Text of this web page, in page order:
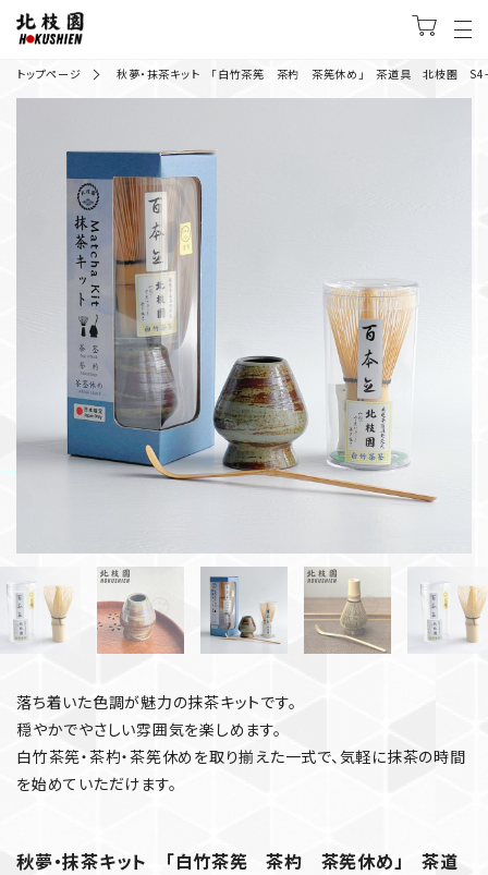
トップページ 秋夢・抹茶キット 「白竹茶筅 茶杓 茶筅休め」 茶道具 北枝園
落ち着いた色調が魅力の抹茶キットです。
穏やかでやさしい雰囲気を楽しめます。
白竹茶筅・茶杓・茶筅休めを取り揃えた一式で、気軽に抹茶の時間
を始めていただけます。
秋夢・抹茶キット 「白竹茶筅 茶杓 茶筅休め」 茶道